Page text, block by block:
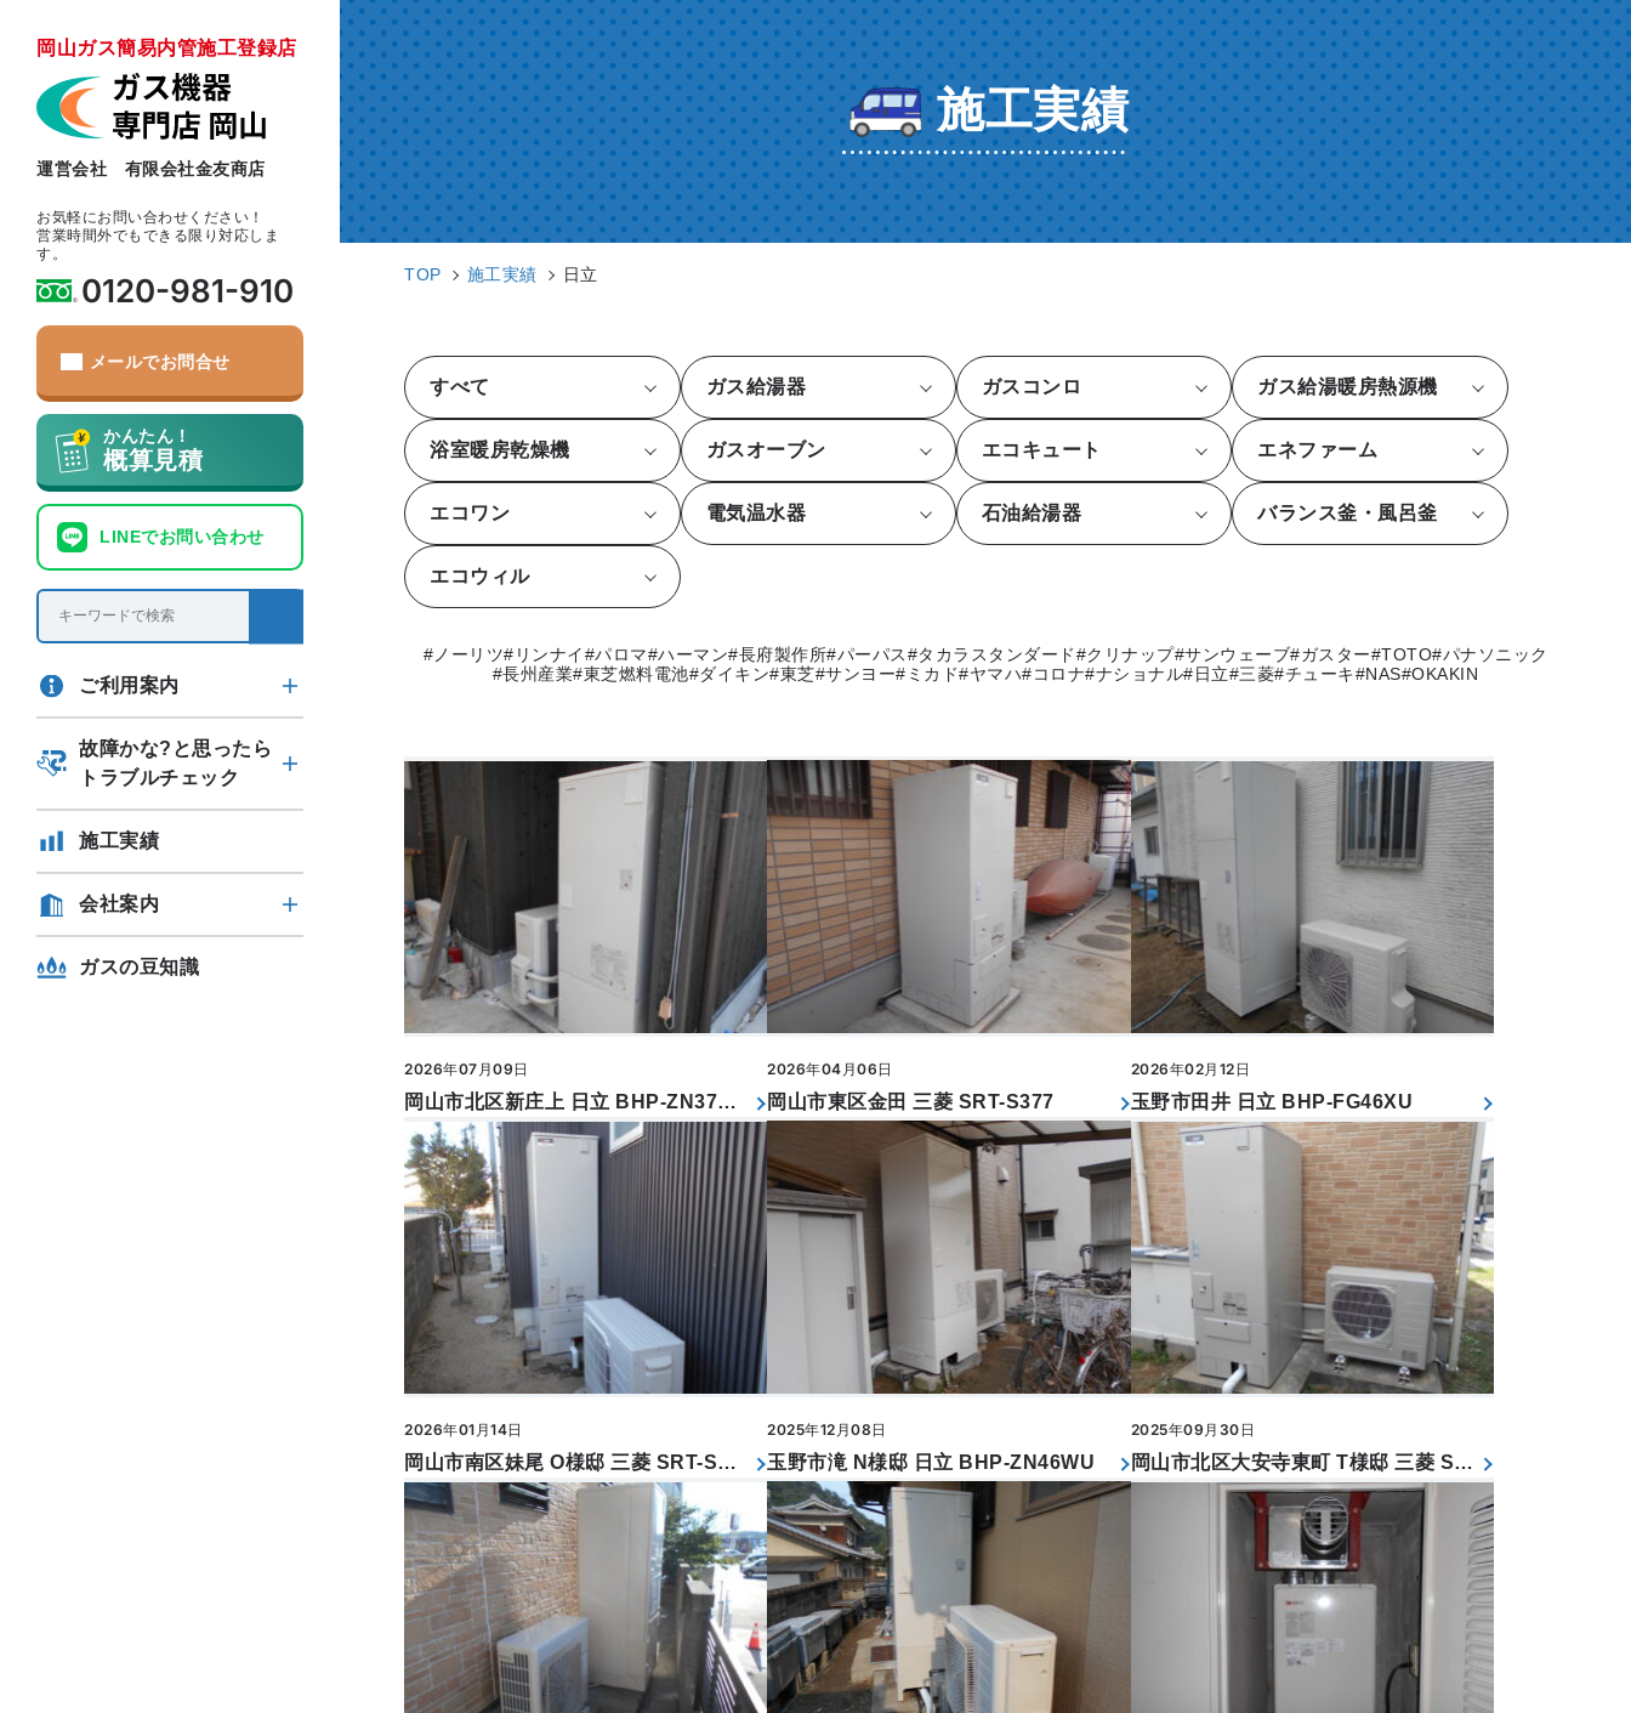
岡山ガス簡易内管施工登録店
運営会社 有限会社金友商店
お気軽にお問い合わせください！
営業時間外でもできる限り対応しま
す。
0120-981-910
メールでお問合せ
かんたん！
概算見積
LINEでお問い合わせ
ご利用案内
故障かな?と思ったら
トラブルチェック
施工実績
会社案内
ガスの豆知識
施工実績
TOP 施工実績 日立
すべて ガス給湯器 ガスコンロ ガス給湯暖房熱源機
浴室暖房乾燥機 ガスオーブン エコキュート エネファーム
エコワン 電気温水器 石油給湯器 バランス釜・風呂釜
エコウィル
#ノーリツ#リンナイ#パロマ#ハーマン#長府製作所#パーパス#タカラスタンダード#クリナップ#サンウェーブ#ガスター#TOTO#パナソニック
#長州産業#東芝燃料電池#ダイキン#東芝#サンヨー#ミカド#ヤマハ#コロナ#ナショナル#日立#三菱#チューキ#NAS#OKAKIN
2026年07月09日
岡山市北区新庄上 日立 BHP-ZN37WU
2026年04月06日
岡山市東区金田 三菱 SRT-S377
2026年02月12日
玉野市田井 日立 BHP-FG46XU
2026年01月14日
岡山市南区妹尾 O様邸 三菱 SRT-S467
2025年12月08日
玉野市滝 N様邸 日立 BHP-ZN46WU
2025年09月30日
岡山市北区大安寺東町 T様邸 三菱 SRT-S377